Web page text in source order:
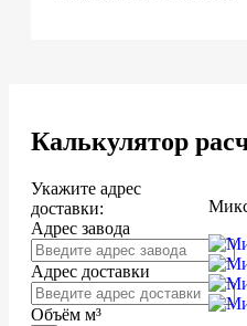
Калькулятор
Укажите адрес
доставки:
Адрес завода
Адрес доставки
Объём м³